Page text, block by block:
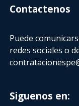
Contactenos
Puede
redes sociales o
Siguenos en: